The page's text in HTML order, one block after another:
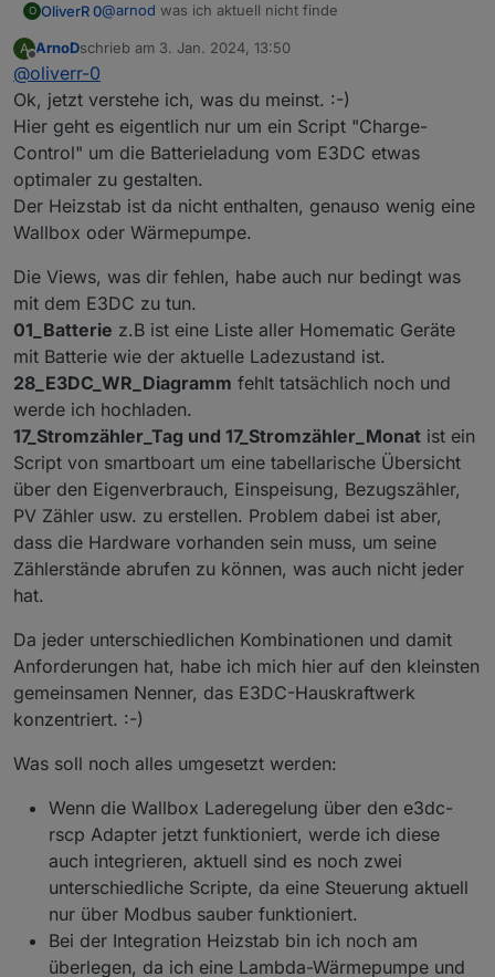
O OliverR 0@arnod was ich aktuell nicht finde
das Heizstab Script
01_Batterie, 28_E3DC_WR_Diagramm,
17_Stromzähler_Tag, 17_Stromzähler_Monat,
21_Energieverbrauch, 28_E3DC_PV_Diagramm )
arbeiten möchten ? In den Github Issues finde ich
aktuell keine Themen :-)
A
Offline
ArnoDschrieb am 3. Jan. 2024, 13:50
zuletzt editiert von
@oliverr-0
Ok, jetzt verstehe ich, was du meinst. :-)
Hier geht es eigentlich nur um ein Script "Charge-
Control" um die Batterieladung vom E3DC etwas
optimaler zu gestalten.
Der Heizstab ist da nicht enthalten, genauso wenig eine
Wallbox oder Wärmepumpe.
Die Views, was dir fehlen, habe auch nur bedingt was
mit dem E3DC zu tun.
01_Batterie z.B ist eine Liste aller Homematic Geräte
mit Batterie wie der aktuelle Ladezustand ist.
28_E3DC_WR_Diagramm fehlt tatsächlich noch und
werde ich hochladen.
17_Stromzähler_Tag und 17_Stromzähler_Monat ist ein
Script von smartboart um eine tabellarische Übersicht
über den Eigenverbrauch, Einspeisung, Bezugszähler,
PV Zähler usw. zu erstellen. Problem dabei ist aber,
dass die Hardware vorhanden sein muss, um seine
Zählerstände abrufen zu können, was auch nicht jeder
hat.
Da jeder unterschiedlichen Kombinationen und damit
Anforderungen hat, habe ich mich hier auf den kleinsten
gemeinsamen Nenner, das E3DC-Hauskraftwerk
konzentriert. :-)
Was soll noch alles umgesetzt werden:
Wenn die Wallbox Laderegelung über den e3dc-
rscp Adapter jetzt funktioniert, werde ich diese
auch integrieren, aktuell sind es noch zwei
unterschiedliche Scripte, da eine Steuerung aktuell
nur über Modbus sauber funktioniert.
Bei der Integration Heizstab bin ich noch am
überlegen, da ich eine Lambda-Wärmepumpe und